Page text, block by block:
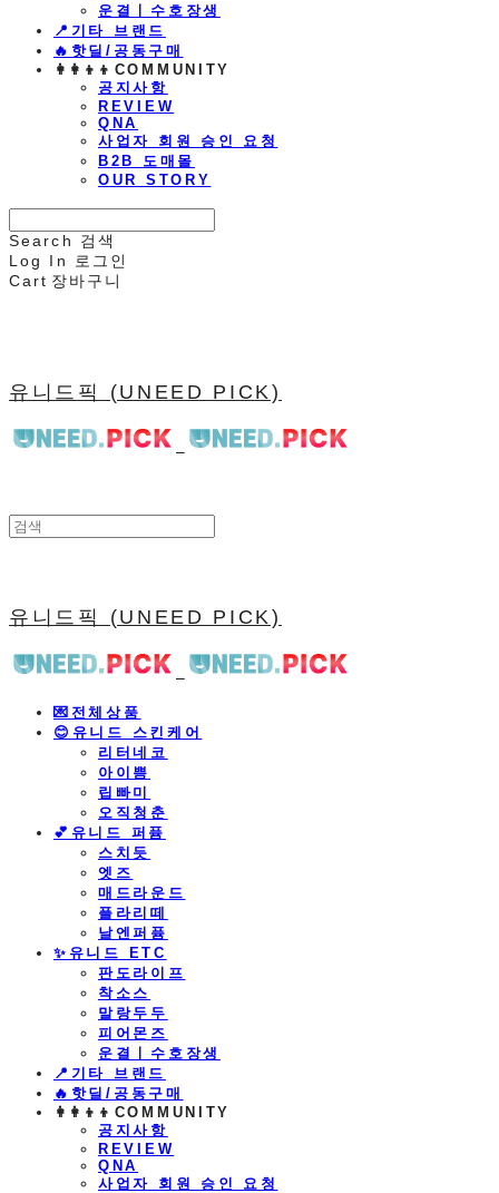
운결ㅣ수호장생
📍기타 브랜드
🔥핫딜/공동구매
👩‍👩‍👦‍👦COMMUNITY
공지사항
REVIEW
QNA
사업자 회원 승인 요청
B2B 도매몰
OUR STORY
Search
검색
Log In
로그인
Cart 장바구니
유니드픽 (UNEED PICK)
유니드픽 (UNEED PICK)
💌전체상품
😊유니드 스킨케어
리터네코
아이쁨
립빠미
오직청춘
💕유니드 퍼퓸
스치듯
엣즈
매드라운드
플라리떼
날엔퍼퓸
​✨유니드 ETC
판도라이프
착소스
말랑두두
피어몬즈
운결ㅣ수호장생
📍기타 브랜드
🔥핫딜/공동구매
👩‍👩‍👦‍👦COMMUNITY
공지사항
REVIEW
QNA
사업자 회원 승인 요청